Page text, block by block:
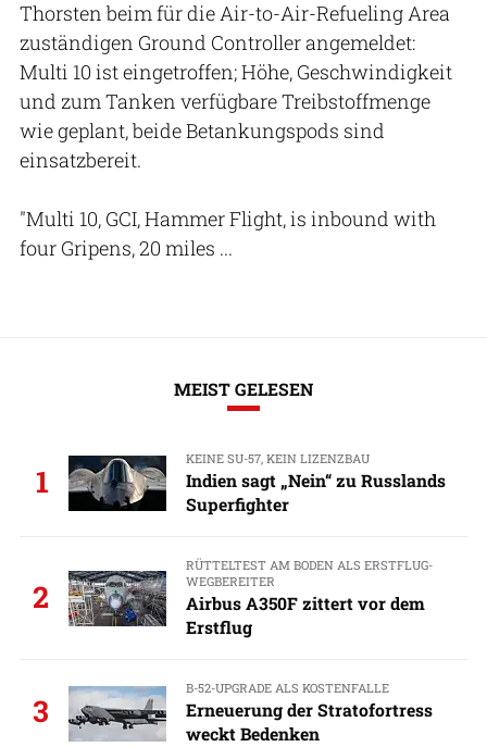
Thorsten beim für die Air-to-Air-Refueling Area
zuständigen Ground Controller angemeldet:
Multi 10 ist eingetroffen; Höhe, Geschwindigkeit
und zum Tanken verfügbare Treibstoffmenge
wie geplant, beide Betankungspods sind
einsatzbereit.
"Multi 10, GCI, Hammer Flight, is inbound with
four Gripens, 20 miles ...
MEIST GELESEN
1
KEINE SU-57, KEIN LIZENZBAU
Indien sagt „Nein“ zu Russlands
Superfighter
2
RÜTTELTEST AM BODEN ALS ERSTFLUG-
WEGBEREITER
Airbus A350F zittert vor dem
Erstflug
3
B-52-UPGRADE ALS KOSTENFALLE
Erneuerung der Stratofortress
weckt Bedenken